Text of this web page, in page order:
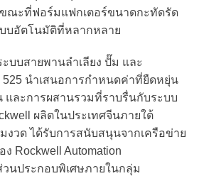
ณะที่ฟอร์มแฟกเตอร์ขนาดกะทัดรัด
บอัตโนมัติที่หลากหลาย
บบสายพานลำเลียง ปั๊ม และ
525 นำเสนอการกำหนดค่าที่ยืดหยุ่น
และการผสานรวมที่ราบรื่นกับระบบ
ผลิตในประเทศจีนภายใต้
วด ได้รับการสนับสนุนจากเครือข่าย
Rockwell Automation
วนประกอบพิเศษภายในกลุ่ม